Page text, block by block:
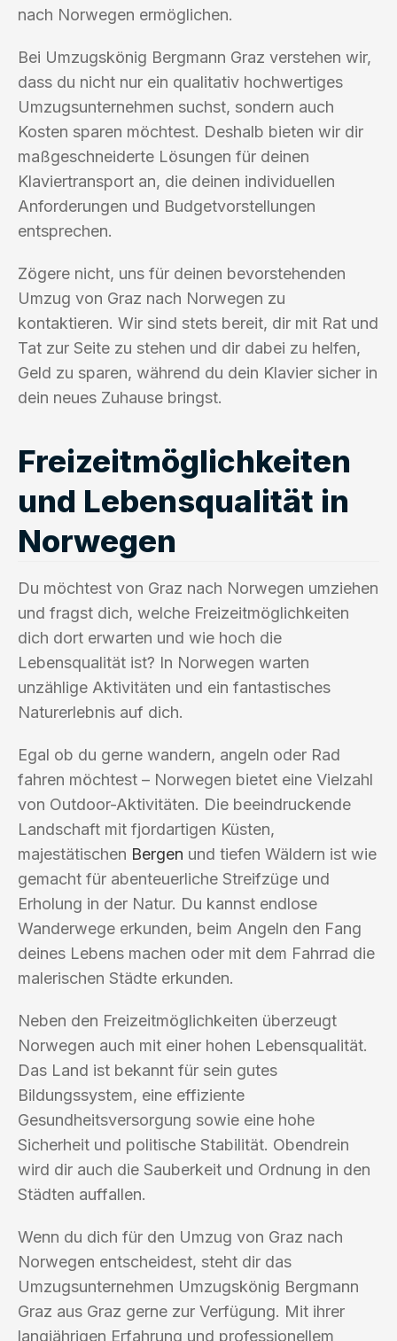
nach Norwegen ermöglichen.
Bei Umzugskönig Bergmann Graz verstehen wir,
dass du nicht nur ein qualitativ hochwertiges
Umzugsunternehmen suchst, sondern auch
Kosten sparen möchtest. Deshalb bieten wir dir
maßgeschneiderte Lösungen für deinen
Klaviertransport an, die deinen individuellen
Anforderungen und Budgetvorstellungen
entsprechen.
Zögere nicht, uns für deinen bevorstehenden
Umzug von Graz nach Norwegen zu
kontaktieren. Wir sind stets bereit, dir mit Rat und
Tat zur Seite zu stehen und dir dabei zu helfen,
Geld zu sparen, während du dein Klavier sicher in
dein neues Zuhause bringst.
Freizeitmöglichkeiten
und Lebensqualität in
Norwegen
Du möchtest von Graz nach Norwegen umziehen
und fragst dich, welche Freizeitmöglichkeiten
dich dort erwarten und wie hoch die
Lebensqualität ist? In Norwegen warten
unzählige Aktivitäten und ein fantastisches
Naturerlebnis auf dich.
Egal ob du gerne wandern, angeln oder Rad
fahren möchtest – Norwegen bietet eine Vielzahl
von Outdoor-Aktivitäten. Die beeindruckende
Landschaft mit fjordartigen Küsten,
majestätischen Bergen und tiefen Wäldern ist wie
gemacht für abenteuerliche Streifzüge und
Erholung in der Natur. Du kannst endlose
Wanderwege erkunden, beim Angeln den Fang
deines Lebens machen oder mit dem Fahrrad die
malerischen Städte erkunden.
Neben den Freizeitmöglichkeiten überzeugt
Norwegen auch mit einer hohen Lebensqualität.
Das Land ist bekannt für sein gutes
Bildungssystem, eine effiziente
Gesundheitsversorgung sowie eine hohe
Sicherheit und politische Stabilität. Obendrein
wird dir auch die Sauberkeit und Ordnung in den
Städten auffallen.
Wenn du dich für den Umzug von Graz nach
Norwegen entscheidest, steht dir das
Umzugsunternehmen Umzugskönig Bergmann
Graz aus Graz gerne zur Verfügung. Mit ihrer
langjährigen Erfahrung und professionellem